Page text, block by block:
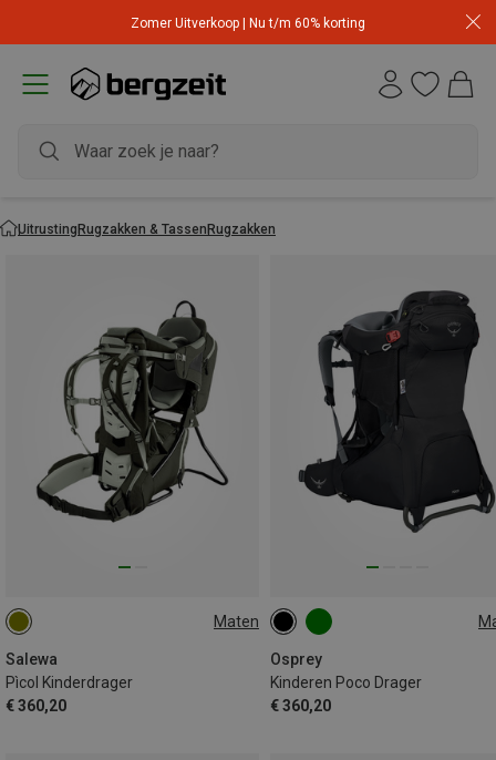
Zomer Uitverkoop | Nu t/m 60% korting
UitrustingRugzakken & TassenRugzakken
Maten
Salewa
Pìcol Kinderdrager
€ 360,20
ONE SIZE
Osprey
Kinderen Poco Drager
€ 360,20
24L